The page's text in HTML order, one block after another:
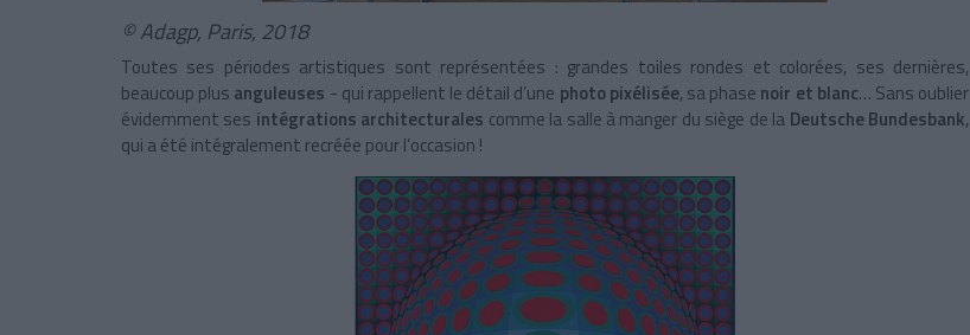
© Adagp, Paris, 2018
Toutes ses périodes artistiques sont représentées : grandes toiles rondes et colorées, ses dernières,
beaucoup plus anguleuses - qui rappellent le détail d’une photo pixélisée, sa phase noir et blanc… Sans oublier
évidemment ses intégrations architecturales comme la salle à manger du siège de la Deutsche Bundesbank,
qui a été intégralement recréée pour l’occasion !